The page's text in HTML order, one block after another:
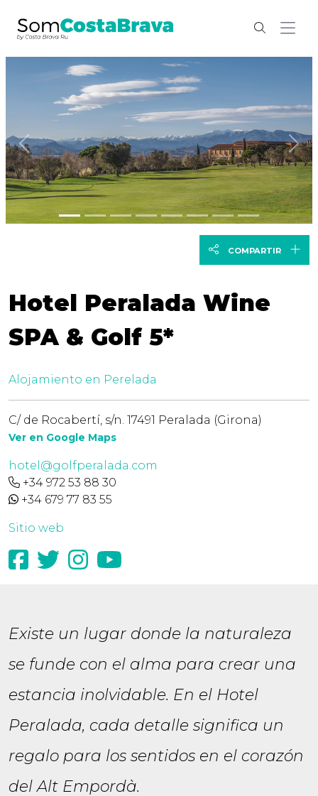
Anterior
Hotel Peralada Wine
SPA & Golf 5*
Alojamiento en Perelada
C/ de Rocabertí, s/n. 17491 Peralada (Girona)
Ver en Google Maps
hotel@golfperalada.com
+34 972 53 88 30
+34 679 77 83 55
Sitio web
COMPARTIR
Existe un lugar donde la naturaleza
se funde con el alma para crear una
estancia inolvidable. En el Hotel
Peralada, cada detalle significa un
regalo para los sentidos en el corazón
del Alt Empordà.